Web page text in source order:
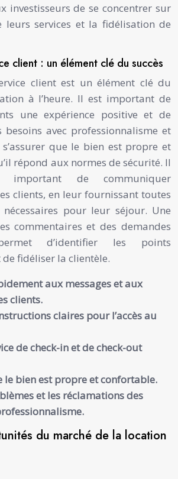
investisseurs de se concentrer sur
leurs services et la fidélisation de
client : un élément clé du succès
client est un élément clé du
à l’heure. Il est important de
une expérience positive et de
avec professionnalisme et
que le bien est propre et
répond aux normes de sécurité. Il
important de communiquer
clients, en leur fournissant toutes
pour leur séjour. Une
commentaires et des demandes
d’identifier les points
fidéliser la clientèle.
aux messages et aux
clients.
claires pour l’accès au
de check-in et de check-out
le bien est propre et confortable.
et les réclamations des
du marché de la location